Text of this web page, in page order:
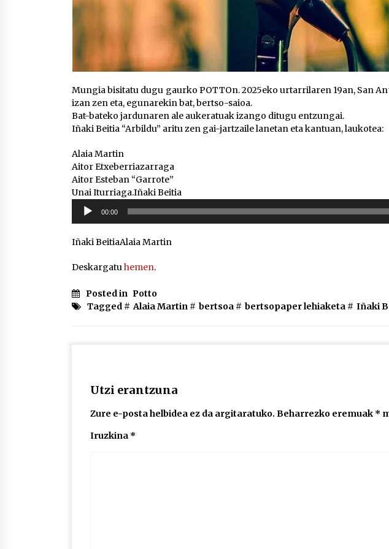
Mungia bisitatu dugu gaurko POTTOn. 2025eko urtarrilaren 19an, San
izan zen eta, egunarekin bat, bertso-saioa.
Bat-bateko jardunaren ale aukeratuak izango ditugu entzungai.
Iñaki Beitia “Arbildu” aritu zen gai-jartzaile lanetan eta kantuan, laukotea:
Alaia Martin
Aitor Etxeberriazarraga
Aitor Esteban “Garrote”
Unai Iturriaga.Iñaki Beitia
Soinu
erreproduzigailua
00:00
Iñaki BeitiaAlaia Martin
Deskargatuhemen.
Posted in Potto
Tagged # Alaia Martin # bertsoa # bertsopaper lehiaketa # Iñaki
Utzi erantzuna
Zure e-posta helbidea ez da argitaratuko. Beharrezko eremuak *
Iruzkina *